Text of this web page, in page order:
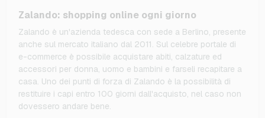
Zalando: shopping online ogni giorno
Zalando è un'azienda tedesca con sede a Berlino, presente
anche sul mercato italiano dal 2011. Sul celebre portale di
e-commerce è possibile acquistare abiti, calzature ed
accessori per donna, uomo e bambini e farseli recapitare a
casa. Uno dei punti di forza di Zalando è la possibilità di
restituire i capi entro 100 giorni dall'acquisto, nel caso non
dovessero andare bene.